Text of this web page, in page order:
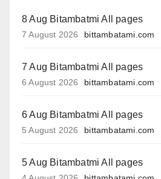
8 Aug Bitambatmi All pages
7 August 2026 bittambatami.com
7 Aug Bitambatmi All pages
6 August 2026 bittambatami.com
6 Aug Bitambatmi All pages
5 August 2026 bittambatami.com
5 Aug Bitambatmi All pages